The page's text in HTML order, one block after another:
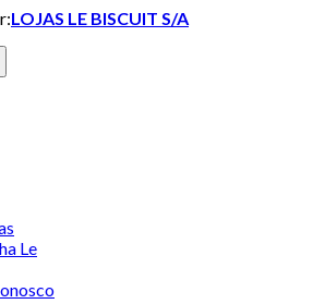
LOJAS LE BISCUIT S/A
Le